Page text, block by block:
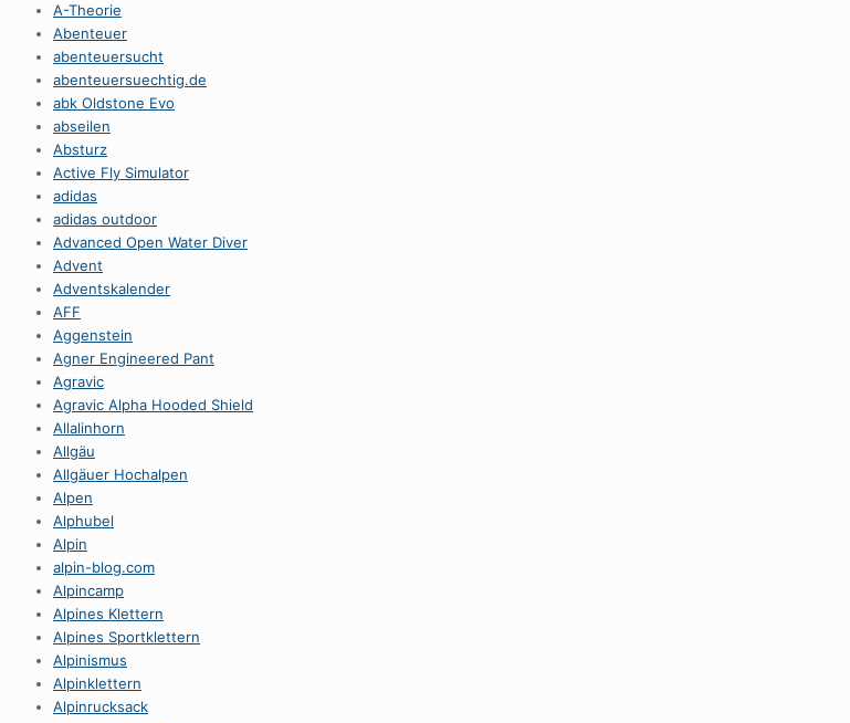
A-Theorie
Abenteuer
abenteuersucht
abenteuersuechtig.de
abk Oldstone Evo
abseilen
Absturz
Active Fly Simulator
adidas
adidas outdoor
Advanced Open Water Diver
Advent
Adventskalender
AFF
Aggenstein
Agner Engineered Pant
Agravic
Agravic Alpha Hooded Shield
Allalinhorn
Allgäu
Allgäuer Hochalpen
Alpen
Alphubel
Alpin
alpin-blog.com
Alpincamp
Alpines Klettern
Alpines Sportklettern
Alpinismus
Alpinklettern
Alpinrucksack